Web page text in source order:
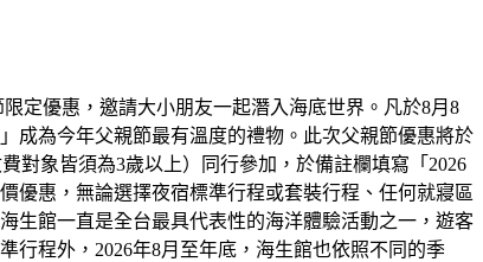
定優惠，邀請大小朋友一起潛入海底世界。凡於8月8
成為今年父親節最有溫度的禮物。此次父親節優惠將於
對象皆須為3歲以上）同行參加，於備註欄填寫「2026
優惠，無論選擇夜宿標準行程或套裝行程、任何就寢區
生館一直是全台最具代表性的海洋體驗活動之一，遊客
行程外，2026年8月至年底，海生館也依照不同的季